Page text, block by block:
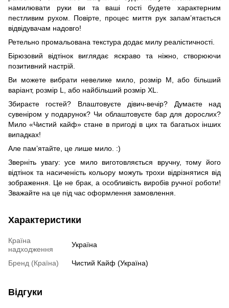
намилювати руки ви та ваші гості будете характерним
пестливим рухом. Повірте, процес миття рук запам’ятається
відвідувачам надовго!
Ретельно промальована текстура додає милу реалістичності.
Бірюзовий відтінок виглядає яскраво та ніжно, створюючи
позитивний настрій.
Ви можете вибрати невелике мило, розмір М, або більший
варіант, розмір L, або найбільший розмір XL.
Збираєте гостей? Влаштовуєте дівич-вечір? Думаєте над
сувеніром у подарунок? Чи облаштовуєте бар для дорослих?
Мило «Чистий кайф» стане в пригоді в цих та багатьох інших
випадках!
Але пам’ятайте, це лише мило. :)
Зверніть увагу: усе мило виготовляється вручну, тому його
відтінок та насиченість кольору можуть трохи відрізнятися від
зображення. Це не брак, а особливість виробів ручної роботи!
Зважайте на це під час оформлення замовлення.
Характеристики
Країна
надходження
Україна
Бренд (Країна) Чистий Кайф (Україна)
Відгуки